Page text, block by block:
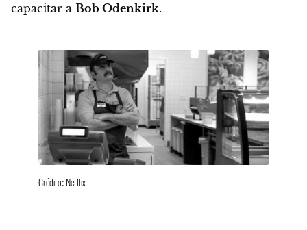
capacitar a Bob Odenkirk.
Crédito: Netflix